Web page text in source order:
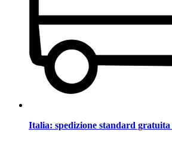
Italia: spedizione standard gratuita